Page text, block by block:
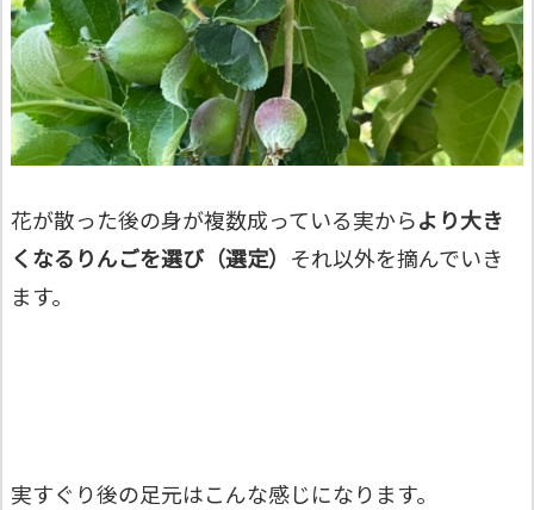
花が散った後の身が複数成っている実からより大き
くなるりんごを選び（選定） それ以外を摘んでいき
ます。
実すぐり後の足元はこんな感じになります。